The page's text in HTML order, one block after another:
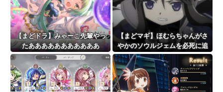
【まどドラ】みゃーこ先輩やっ
たあああああああああああ
【まどマギ】ほむらちゃんがさ
やかのソウルジェムを必死に追
いかけるところ